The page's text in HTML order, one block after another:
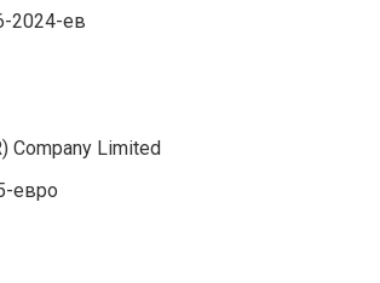
2024-ев
Company Limited
евро